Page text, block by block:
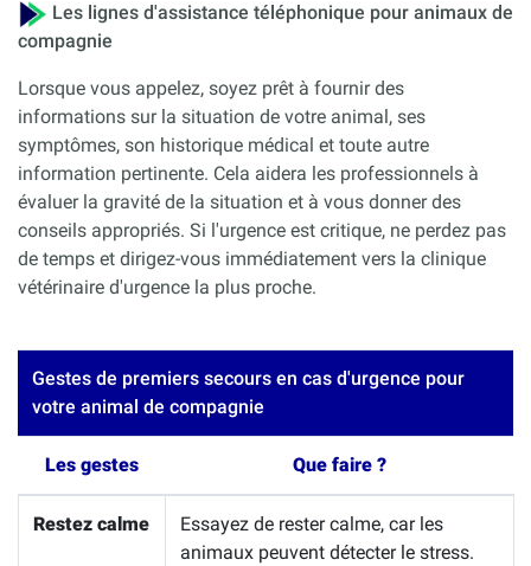
Les lignes d'assistance téléphonique pour animaux de
compagnie
Lorsque vous appelez, soyez prêt à fournir des
informations sur la situation de votre animal, ses
symptômes, son historique médical et toute autre
information pertinente. Cela aidera les professionnels à
évaluer la gravité de la situation et à vous donner des
conseils appropriés. Si l'urgence est critique, ne perdez pas
de temps et dirigez-vous immédiatement vers la clinique
vétérinaire d'urgence la plus proche.
Gestes de premiers secours en cas d'urgence pour
votre animal de compagnie
Les gestes Que faire ?
Restez calme
Essayez de rester calme, car les
animaux peuvent détecter le stress.